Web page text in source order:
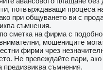
потвърждаващи процеса
при общуването ви с
съмнения.
сметка на фирма с
мошениците
фирми чрез
Не превеждайте пари,
предизвиква съмнения.